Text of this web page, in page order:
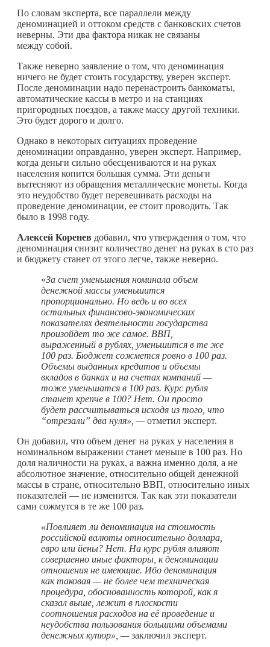
По словам эксперта, все параллели между
деноминацией и оттоком средств с банковских счетов
неверны. Эти два фактора никак не связаны
между собой.
Также неверно заявление о том, что деноминация
ничего не будет стоить государству, уверен эксперт.
После деноминации надо перенастроить банкоматы,
автоматические кассы в метро и на станциях
пригородных поездов, а также массу другой техники.
Это будет дорого и долго.
Однако в некоторых ситуациях проведение
деноминации оправданно, уверен эксперт. Например,
когда деньги сильно обесцениваются и на руках
населения копится большая сумма. Эти деньги
вытесняют из обращения металлические монеты. Когда
это неудобство будет перевешивать расходы на
проведение деноминации, ее стоит проводить. Так
было в 1998 году.
Алексей Коренев добавил, что утверждения о том, что
деноминация снизит количество денег на руках в сто раз
и бюджету станет от этого легче, также неверно.
«За счет уменьшения номинала объем
денежной массы уменьшится
пропорционально. Но ведь и во всех
остальных финансово-экономических
показателях деятельности государства
произойдет то же самое. ВВП,
выраженный в рублях, уменьшится в те же
100 раз. Бюджет сожмется ровно в 100 раз.
Объемы выданных кредитов и объемы
вкладов в банках и на счетах компаний —
тоже уменьшатся в 100 раз. Курс рубля
станет крепче в 100? Нет. Он просто
будет рассчитываться исходя из того, что
“отрезали” два нуля», —отметил эксперт.
Он добавил, что объем денег на руках у населения в
номинальном выражении станет меньше в 100 раз. Но
доля наличности на руках, а важна именно доля, а не
абсолютное значение, относительно общей денежной
массы в стране, относительно ВВП, относительно иных
показателей — не изменится. Так как эти показатели
сами сожмутся в те же 100 раз.
«Повлияет ли деноминация на стоимость
российской валюты относительно доллара,
евро или йены? Нет. На курс рубля влияют
совершенно иные факторы, к деноминации
отношения не имеющие. Ибо деноминация
как таковая — не более чем техническая
процедура, обоснованность которой, как я
сказал выше, лежит в плоскости
соотношения расходов на её проведение и
неудобства пользования большими объемами
денежных купюр», —заключил эксперт.